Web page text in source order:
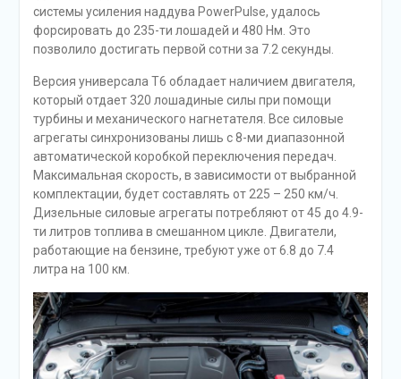
системы усиления наддува PowerPulse, удалось
форсировать до 235-ти лошадей и 480 Нм. Это
позволило достигать первой сотни за 7.2 секунды.
Версия универсала Т6 обладает наличием двигателя,
который отдает 320 лошадиные силы при помощи
турбины и механического нагнетателя. Все силовые
агрегаты синхронизованы лишь с 8-ми диапазонной
автоматической коробкой переключения передач.
Максимальная скорость, в зависимости от выбранной
комплектации, будет составлять от 225 – 250 км/ч.
Дизельные силовые агрегаты потребляют от 45 до 4.9-
ти литров топлива в смешанном цикле. Двигатели,
работающие на бензине, требуют уже от 6.8 до 7.4
литра на 100 км.